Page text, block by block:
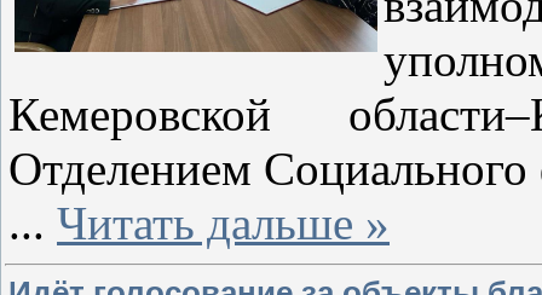
Кемеровской
Отделением
... Читать дальше »